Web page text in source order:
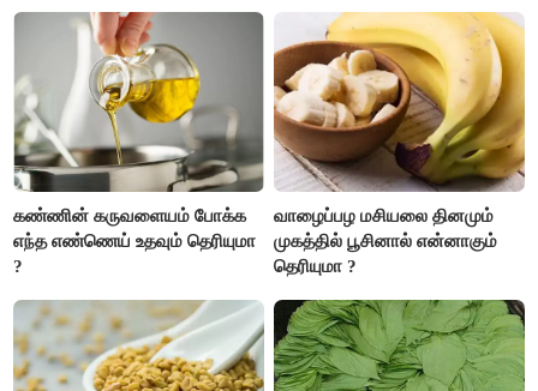
இருக்கும். ஆன்மீக எண்ணம்
அதிகரிக்கும்..!
கண்ணின் கருவளையம் போக்க
எந்த எண்ணெய் உதவும் தெரியுமா
?
வாழைப்பழ மசியலை தினமும்
முகத்தில் பூசினால் என்னாகும்
தெரியுமா ?